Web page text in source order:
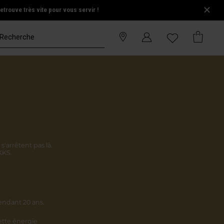
très vite pour vous servir !
pas là.
20 ans.
énergie